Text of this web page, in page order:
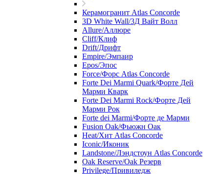
Керамогранит Atlas Concorde
3D White Wall/3Д Вайт Волл
Allure/Аллюрe
Cliff/Клиф
Drift/Дрифт
Empire/Эмпаир
Epos/Эпос
Force/Фoрс Atlas Concorde
Forte Dei Marmi Quark/Форте Дей
Марми Кварк
Forte Dei Marmi Rock/Форте Дей
Марми Рок
Forte dei Marmi/Форте де Марми
Fusion Oak/Фьюжн Оак
Heat/Xит Atlas Concorde
Iconic/Иконик
Landstone/Лэндстоун Atlas Concorde
Oak Reserve/Оak Резepв
Privilege/Привиледж